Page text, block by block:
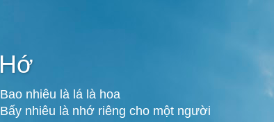
Hớ
Bao nhiêu là lá là hoa
Bấy nhiêu là nhớ riêng cho một người